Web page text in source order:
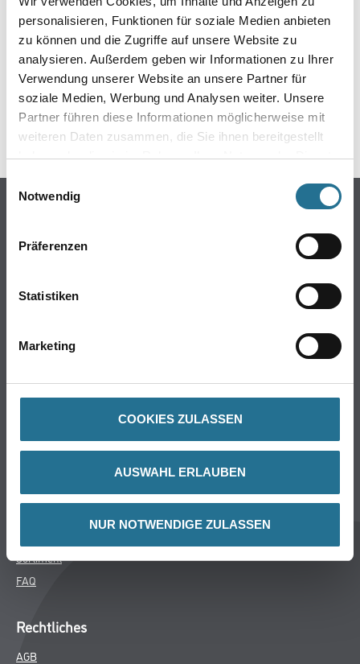
personalisieren, Funktionen für soziale Medien anbieten
zu können und die Zugriffe auf unsere Website zu
analysieren. Außerdem geben wir Informationen zu Ihrer
Verwendung unserer Website an unsere Partner für
soziale Medien, Werbung und Analysen weiter. Unsere
Partner führen diese Informationen möglicherweise mit
weiteren Daten zusammen, die Sie ihnen bereitgestellt
haben oder die sie im Rahmen Ihrer Nutzung der Dienste
Einwilligungsauswahl
Notwendig
Präferenzen
Statistiken
Marketing
COOKIES ZULASSEN
AUSWAHL ERLAUBEN
NUR NOTWENDIGE ZULASSEN
Keine Sorge, wir pinseln schon an der Lösung und
werden das Problem so schnell wie möglich beheben.
Erkunden Sie in der Zwischenzeit unseren Online-Shop
und lassen Sie sich inspirieren.
ZURÜCK ZUM ONLINE-SHOP
Online-Shop
Putze- und Spachtelmassen
Wand- & Deckenbeläge
Späth Knoll GmbH
Aktuelles
Sortiment
FAQ
Rechtliches
AGB